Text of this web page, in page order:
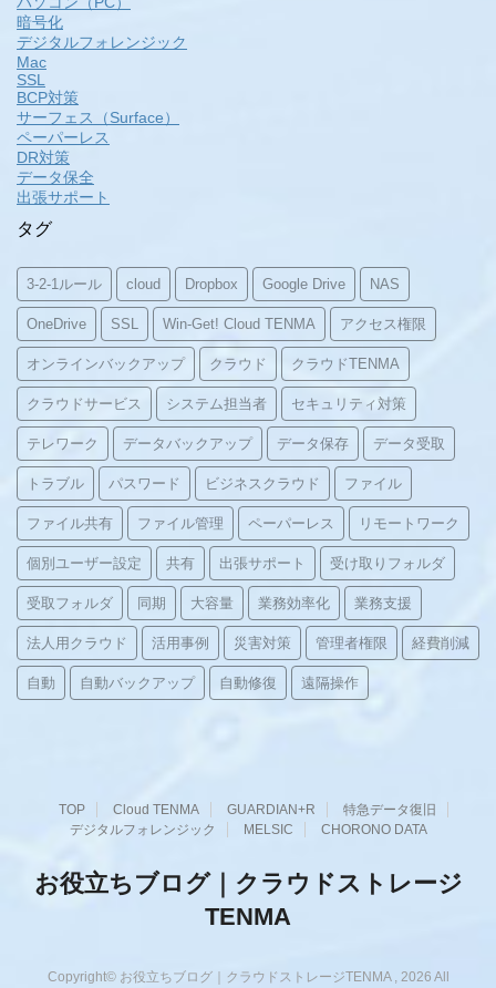
暗号化
デジタルフォレンジック
Mac
SSL
BCP対策
サーフェス（Surface）
ペーパーレス
DR対策
データ保全
出張サポート
タグ
3-2-1ルール cloud Dropbox Google Drive NAS
OneDrive SSL Win-Get! Cloud TENMA アクセス権限
オンラインバックアップ クラウド クラウドTENMA
クラウドサービス システム担当者 セキュリティ対策
テレワーク データバックアップ データ保存 データ受取
トラブル パスワード ビジネスクラウド ファイル
ファイル共有 ファイル管理 ペーパーレス リモートワーク
個別ユーザー設定 共有 出張サポート 受け取りフォルダ
受取フォルダ 同期 大容量 業務効率化 業務支援
法人用クラウド 活用事例 災害対策 管理者権限 経費削減
自動 自動バックアップ 自動修復 遠隔操作
TOP Cloud TENMA GUARDIAN+R
特急データ復旧
デジタルフォレンジック
MELSIC CHORONO DATA
お役立ちブログ｜クラウドストレージ
TENMA
Copyright© お役立ちブログ｜クラウドストレージTENMA , 2026 All